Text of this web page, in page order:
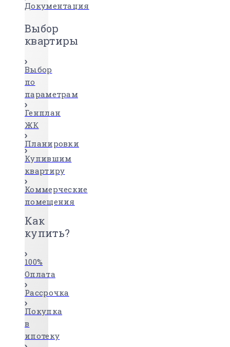
Документация
Выбор
квартиры
Выбор
по
параметрам
Генплан
ЖК
Планировки
Купившим
квартиру
Коммерческие
помещения
Как
купить?
100%
Оплата
Рассрочка
Покупка
в
ипотеку